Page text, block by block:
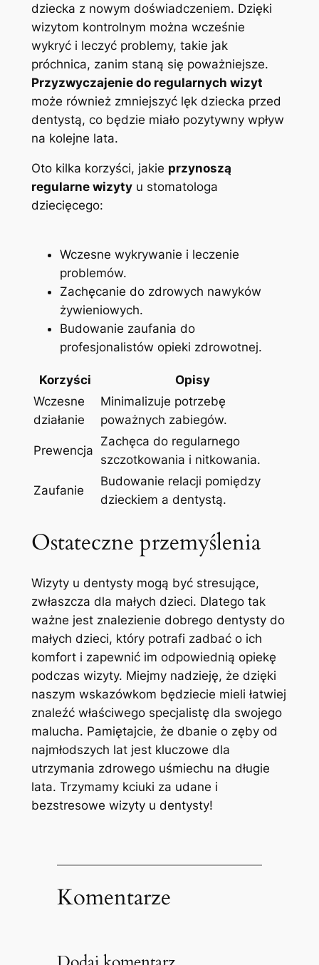
dziecka⁢ z nowym doświadczeniem.‍ Dzięki
wizytom kontrolnym można⁤ wcześnie
wykryć⁤ i leczyć problemy, takie jak
próchnica, zanim⁤ staną się poważniejsze.
Przyzwyczajenie ⁣do regularnych wizyt
może również zmniejszyć lęk dziecka przed
dentystą, co będzie miało ⁣pozytywny wpływ
na⁢ kolejne lata.
Oto kilka korzyści, jakie przynoszą
regularne wizytyu stomatologa
dziecięcego:
Wczesne wykrywanie ⁣i leczenie
problemów.
Zachęcanie do zdrowych nawyków
żywieniowych.
Budowanie‌ zaufania ‌do
profesjonalistów opieki zdrowotnej.
Korzyści
Opisy
Wczesne
działanie
Minimalizuje‍ potrzebę⁤
poważnych zabiegów.
Prewencja
Zachęca do regularnego
szczotkowania i ⁣nitkowania.
Zaufanie
Budowanie relacji pomiędzy
⁢dzieckiem a dentystą.
Ostateczne ⁣przemyślenia
Wizyty u dentysty mogą być‌ stresujące,
zwłaszcza dla małych dzieci. ⁤Dlatego tak
ważne jest znalezienie dobrego dentysty do
małych dzieci, ‍który potrafi ​zadbać o ​ich⁤
komfort i zapewnić im odpowiednią ‌opiekę
podczas wizyty. Miejmy nadzieję,⁢ że dzięki
naszym wskazówkom będziecie mieli łatwiej​
znaleźć właściwego specjalistę​ dla swojego
malucha. Pamiętajcie, że dbanie o zęby od
najmłodszych lat jest kluczowe dla
utrzymania zdrowego uśmiechu‌ na ‌długie⁢
lata. Trzymamy kciuki⁤ za udane i
‍bezstresowe wizyty u ​dentysty!
Komentarze